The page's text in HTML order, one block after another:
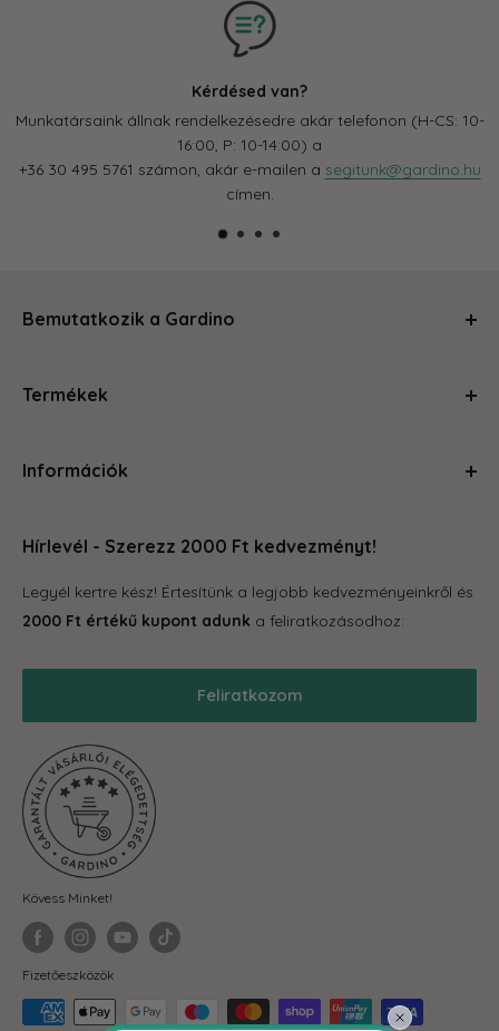
Kérdésed van?
Munkatársaink állnak rendelkezésedre akár telefonon (H-CS: 10-
16:00, P: 10-14:00) a
+36 30 495 5761 számon, akár e-mailen a segitunk@gardino.hu
címen.
Bemutatkozik a Gardino
Segítünk, hogy a szobád, balkonod, kerted olyan legyen,
megteszünk mindent, hogy a kertészkedés egyszerű és
hogy megleld amire vágysz.
Termékek
Kerti kiegészítők
Otthon és konyha
Grill
Balkonkertészet
Téli termékek
Fit-out cégeknek
Információk
Kapcsolat
Gardino Hűségprogram
Reklamáció, garancia
Adatkezelési Tájékoztató
Visszaküldés és elállás
Hírlevél - Szerezz 2000 Ft kedvezményt!
Legyél kertre kész! Értesítünk a legjobb kedvezményeinkről és
2000 Ft értékű kupont adunk a feliratkozásodhoz:
Feliratkozom
Kövess Minket!
Fizetőeszközök